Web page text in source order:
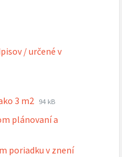
/ určené v
3 m2 Prípona
rtf
Veľkosť
94 kB
plánovaní a
poriadku v znení